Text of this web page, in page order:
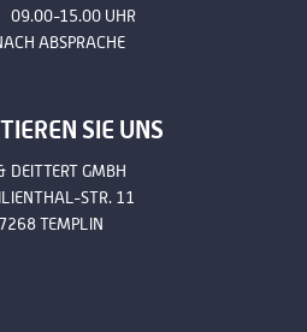
09.00-15.00 UHR
ABSPRACHE
SIE UNS
DEITTERT GMBH
STR. 11
TEMPLIN